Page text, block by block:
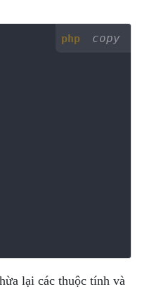
php copy
lại các thuộc tính và